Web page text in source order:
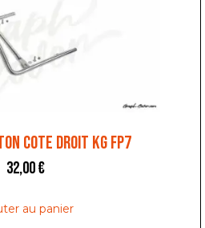
COTE DROIT KG FP7
32,00€
au panier